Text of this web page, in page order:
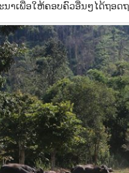
າເພື່ອໃຫ້ຄອບຄົວອື່ນໆໄດ້ຖອດ